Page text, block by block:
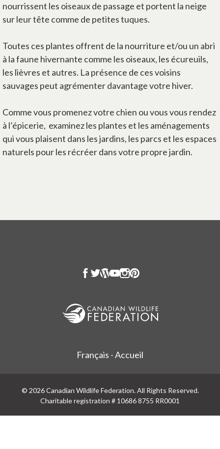
nourrissent les oiseaux de passage et portent la neige
sur leur tête comme de petites tuques.
Toutes ces plantes offrent de la nourriture et/ou un abri
à la faune hivernante comme les oiseaux, les écureuils,
les lièvres et autres. La présence de ces voisins
sauvages peut agrémenter davantage votre hiver.
Comme vous promenez votre chien ou vous vous rendez
à l’épicerie, examinez les plantes et les aménagements
qui vous plaisent dans les jardins, les parcs et les espaces
naturels pour les récréer dans votre propre jardin.
Français - Accueil
© 2026 Canadian Wildlife Federation. All Rights Reserved.
Charitable registration # 10686 8755 RR0001